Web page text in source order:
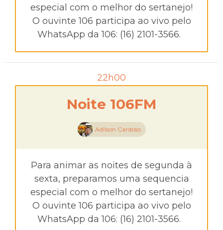
especial com o melhor do sertanejo!
O ouvinte 106 participa ao vivo pelo
WhatsApp da 106: (16) 2101-3566.
22h00
Noite 106FM
Adilson Cardoso
Para animar as noites de segunda à
sexta, preparamos uma sequencia
especial com o melhor do sertanejo!
O ouvinte 106 participa ao vivo pelo
WhatsApp da 106: (16) 2101-3566.